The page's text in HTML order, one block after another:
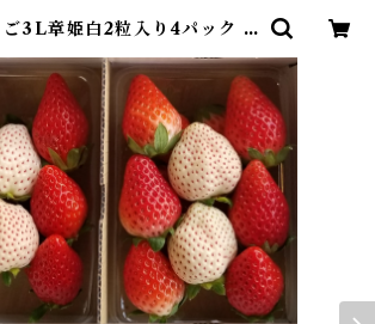
ご3L章姫白2粒入り4パック |
能屋